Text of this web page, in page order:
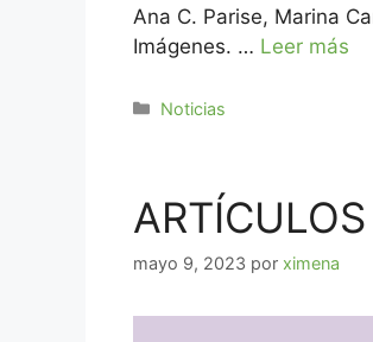
Ana C. Parise, Marina
Imágenes. … Leer más
Noticias
mayo 9, 2023 por ximena